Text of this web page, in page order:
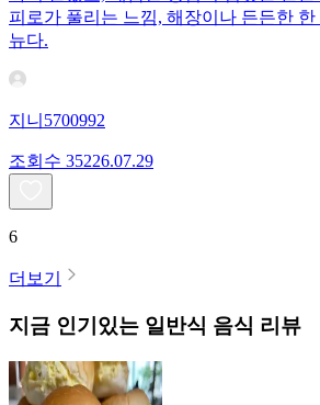
피로가 풀리는 느낌, 해장이나 든든한 한
뉴다.
지니5700992
조회수 35226.07.29
6
더보기
지금 인기있는 일반식 음식 리뷰